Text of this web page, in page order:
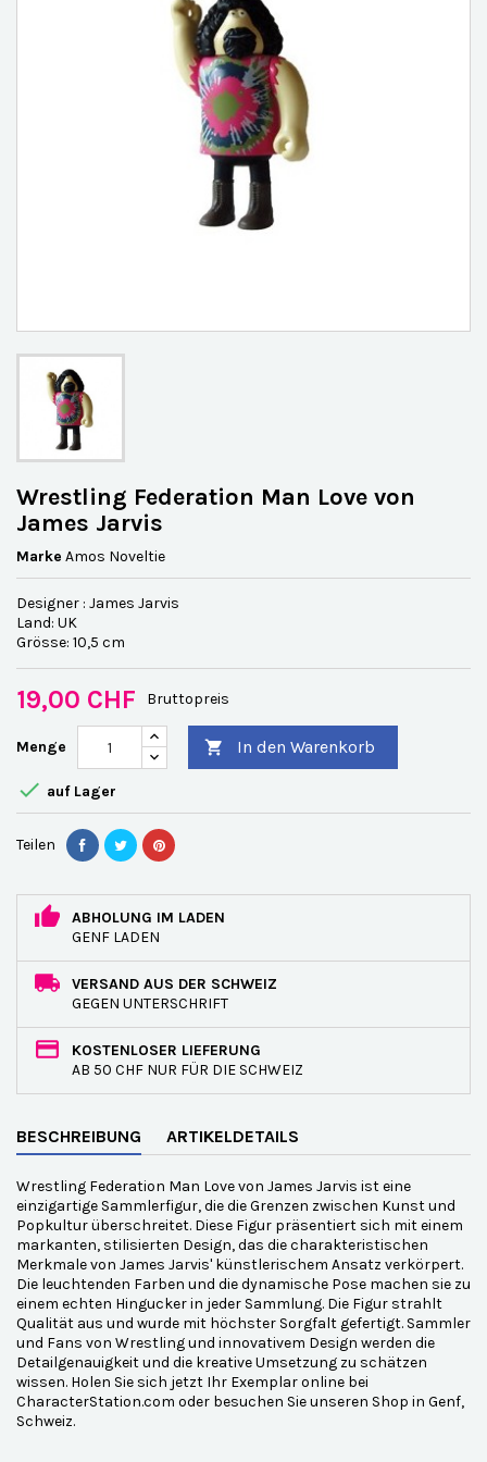
Wrestling Federation Man Love von
James Jarvis
Marke Amos Noveltie
Designer : James Jarvis
Land: UK
Grösse: 10,5 cm
19,00 CHF Bruttopreis
Menge  In den Warenkorb
 auf Lager
Teilen
ABHOLUNG IM LADEN
GENF LADEN
VERSAND AUS DER SCHWEIZ
GEGEN UNTERSCHRIFT
KOSTENLOSER LIEFERUNG
AB 50 CHF NUR FÜR DIE SCHWEIZ
BESCHREIBUNG ARTIKELDETAILS
Wrestling Federation Man Love von James Jarvis ist eine
einzigartige Sammlerfigur, die die Grenzen zwischen Kunst und
Popkultur überschreitet. Diese Figur präsentiert sich mit einem
markanten, stilisierten Design, das die charakteristischen
Merkmale von James Jarvis' künstlerischem Ansatz verkörpert.
Die leuchtenden Farben und die dynamische Pose machen sie zu
einem echten Hingucker in jeder Sammlung. Die Figur strahlt
Qualität aus und wurde mit höchster Sorgfalt gefertigt. Sammler
und Fans von Wrestling und innovativem Design werden die
Detailgenauigkeit und die kreative Umsetzung zu schätzen
wissen. Holen Sie sich jetzt Ihr Exemplar online bei
CharacterStation.com oder besuchen Sie unseren Shop in Genf,
Schweiz.